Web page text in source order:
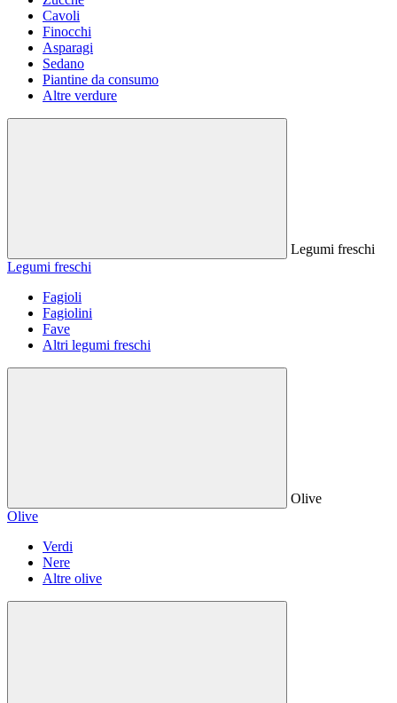
Cavoli
Finocchi
Asparagi
Sedano
Piantine da consumo
Altre verdure
Legumi freschi
Legumi freschi
Fagioli
Fagiolini
Fave
Altri legumi freschi
Olive
Olive
Verdi
Nere
Altre olive